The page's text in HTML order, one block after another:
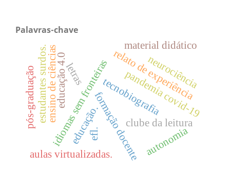
Palavras-chave
clube da leitura
formação docente
idiomas sem fronteiras
ensino de ciências pandemia covid-19
relato de experiência
efl.
letras
estudantes surdos. tecnobiografia
autonomia
pós-graduação
aulas virtualizadas.
material didático
neurociência
educação.
educação 4.0